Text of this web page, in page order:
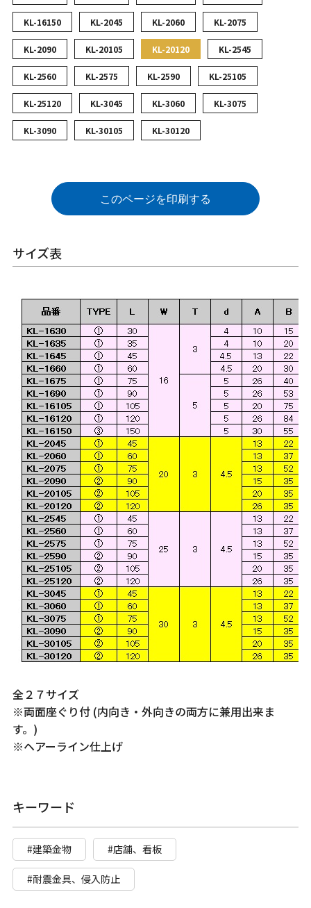
KL-16150 KL-2045 KL-2060 KL-2075
KL-2090 KL-20105 KL-20120 KL-2545
KL-2560 KL-2575 KL-2590 KL-25105
KL-25120 KL-3045 KL-3060 KL-3075
KL-3090 KL-30105 KL-30120
このページを印刷する
サイズ表
全２７サイズ
※両面座ぐり付 (内向き・外向きの両方に兼用出来ま
す。)
※ヘアーライン仕上げ
キーワード
#建築金物 #店舗、看板
#耐震金具、侵入防止